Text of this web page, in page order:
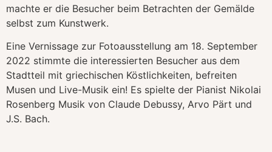
machte er die Besucher beim Betrachten der Gemälde
selbst zum Kunstwerk.
Eine Vernissage zur Fotoausstellung am 18. September
2022 stimmte die interessierten Besucher aus dem
Stadtteil mit griechischen Köstlichkeiten, befreiten
Musen und Live-Musik ein! Es spielte der Pianist Nikolai
Rosenberg Musik von Claude Debussy, Arvo Pärt und
J.S. Bach.